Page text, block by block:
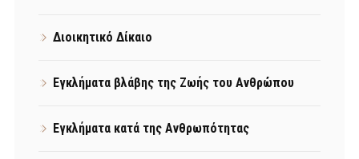
Διοικητικό Δίκαιο
Εγκλήματα βλάβης της Ζωής του Ανθρώπου
Εγκλήματα κατά της Ανθρωπότητας